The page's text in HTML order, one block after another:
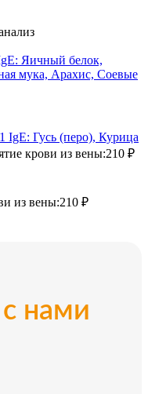
Яичный белок,
мука, Арахис, Соевые
Гусь (перо), Курица
крови из вены:210 ₽
из вены:210 ₽
нами